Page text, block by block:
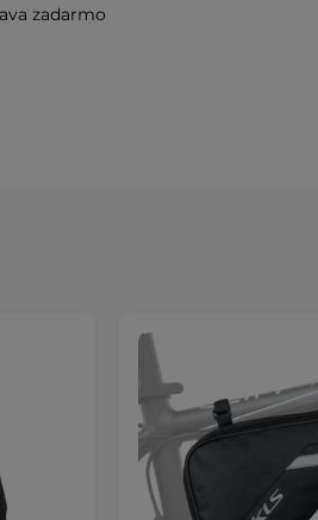
zadarmo